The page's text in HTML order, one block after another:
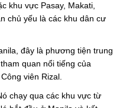
khu vực Pasay, Makati,
chủ yếu là các khu dân cư
đây là phương tiện trung
quan nổi tiếng của
viên Rizal.
chạy qua các khu vực từ